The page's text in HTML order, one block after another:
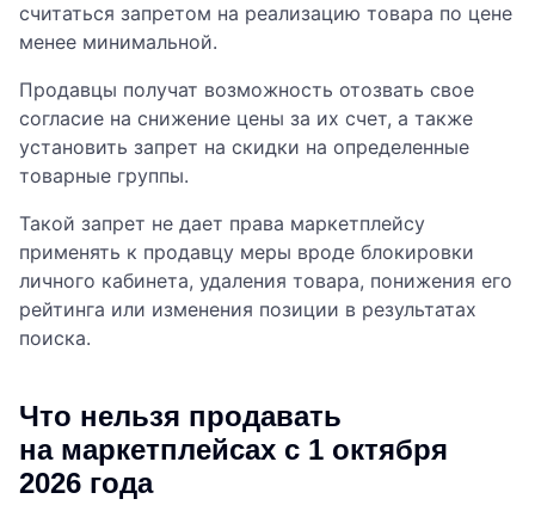
считаться запретом на реализацию товара по цене
менее минимальной.
Продавцы получат возможность отозвать свое
согласие на снижение цены за их счет, а также
установить запрет на скидки на определенные
товарные группы.
Такой запрет не дает права маркетплейсу
применять к продавцу меры вроде блокировки
личного кабинета, удаления товара, понижения его
рейтинга или изменения позиции в результатах
поиска.
Что нельзя продавать
на маркетплейсах с 1 октября
2026 года